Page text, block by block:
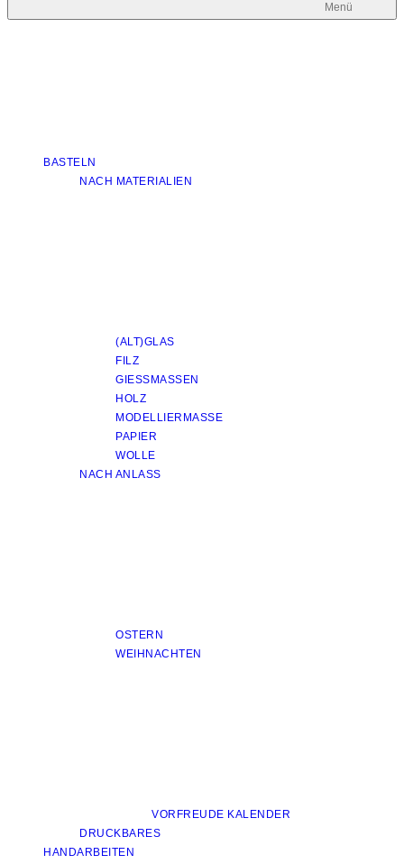
Menü
BASTELN
NACH MATERIALIEN
(ALT)GLAS
FILZ
GIESSMASSEN
HOLZ
MODELLIERMASSE
PAPIER
WOLLE
NACH ANLASS
OSTERN
WEIHNACHTEN
VORFREUDE KALENDER
DRUCKBARES
HANDARBEITEN